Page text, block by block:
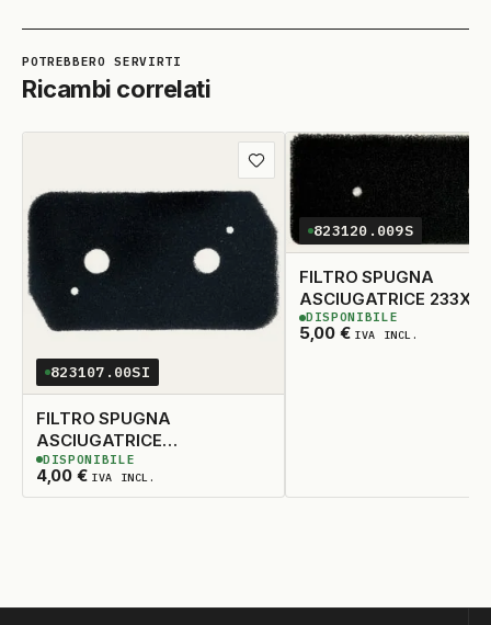
Ricambi correlati
Aggiungi
ai
preferiti
823107.00SI
FILTRO SPUGNA
ASCIUGATRICE
232X13030X20
4,00 € IVA INCL.
2DISPONIBILI
DISPONIBILE
823120.009S
FILTRO SPUGNA
ASCIUGATRICE
5,00 € IVA INCL.
2DISPONIBILI
DISPONIBILE